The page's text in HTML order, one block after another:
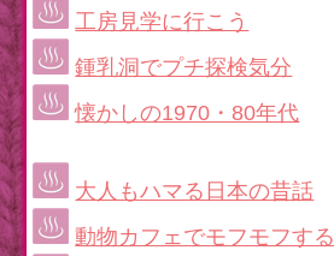
工房見学に行こう
鍾乳洞でプチ探検気分
懐かしの1970・80年代
大人もハマる日本の昔話
動物カフェでモフモフする